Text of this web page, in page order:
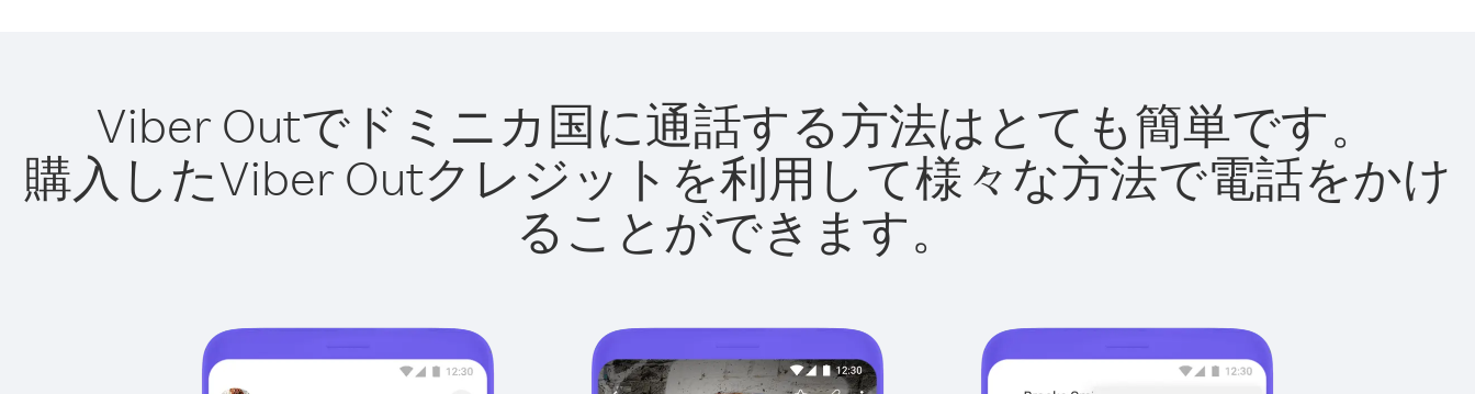
Viber Outでドミニカ国に通話する方法はとても簡単です。
購入したViber Outクレジットを利用して様々な方法で電話をかけ
ることができます。